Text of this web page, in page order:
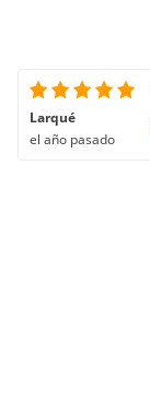
Larqué
el año pasado